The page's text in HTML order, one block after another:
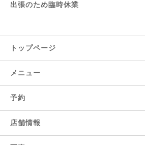
出張のため臨時休業
トップページ
メニュー
予約
店舗情報